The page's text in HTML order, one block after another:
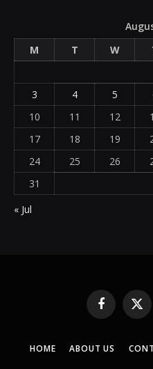
M
T W
3
4 5
10
11 12
17
18 19
24
25 26
31
« Jul
Facebook
X
HOME ABOUT US